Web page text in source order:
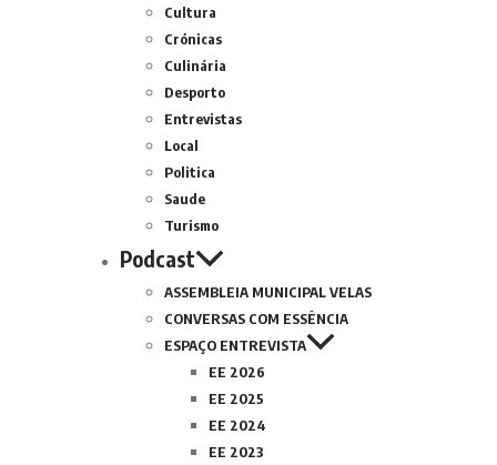
Cultura
Crónicas
Culinária
Desporto
Entrevistas
Local
Politica
Saude
Turismo
Podcast
ASSEMBLEIA MUNICIPAL VELAS
CONVERSAS COM ESSÊNCIA
ESPAÇO ENTREVISTA
EE 2026
EE 2025
EE 2024
EE 2023